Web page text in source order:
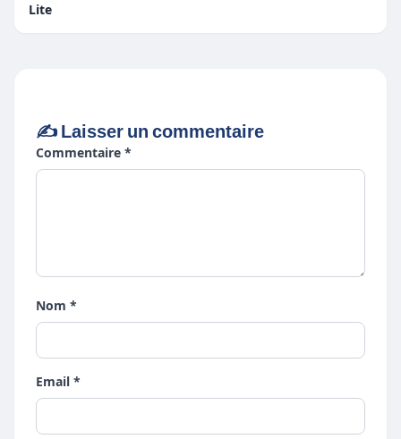
Lite
✍️ Laisser un commentaire
Commentaire *
Nom *
Email *